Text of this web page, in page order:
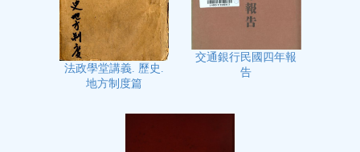
法政學堂講義. 歷史.
地方制度篇
交通銀行民國四年報
告